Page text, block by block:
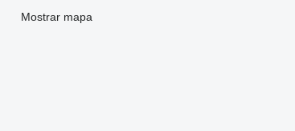
Mostrar mapa